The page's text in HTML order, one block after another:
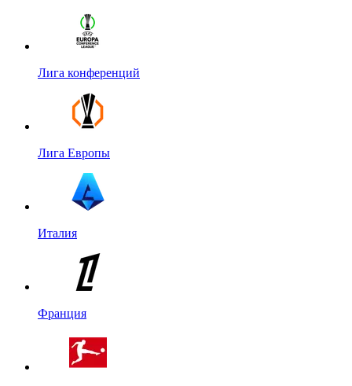
Лига конференций
Лига Европы
Италия
Франция